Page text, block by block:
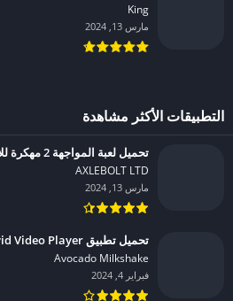
King‏
مارس 13, 2024
التطبيقات الأكثر مشاهدة
تحميل لعبة المواجهة 2 مهكرة للاندرويد 2024
AXLEBOLT LTD‏
مارس 13, 2024
تحميل تطبيق Provid Video Player مهكر للاندرويد 2024
Avocado Milkshake‏
فبراير 4, 2024